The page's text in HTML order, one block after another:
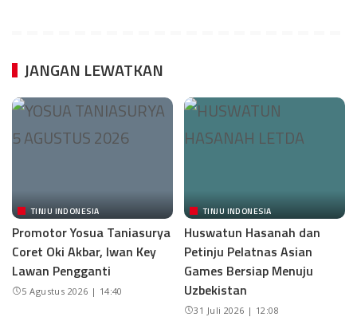
JANGAN LEWATKAN
TINJU INDONESIA
Promotor Yosua Taniasurya
Coret Oki Akbar, Iwan Key
Lawan Pengganti
5 Agustus 2026 | 14:40
TINJU INDONESIA
Huswatun Hasanah dan
Petinju Pelatnas Asian
Games Bersiap Menuju
Uzbekistan
31 Juli 2026 | 12:08